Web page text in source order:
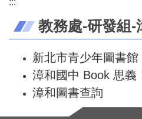
教務處-研發組-
新北市青少年圖書
漳和國中 Book 思義
漳和圖書查詢